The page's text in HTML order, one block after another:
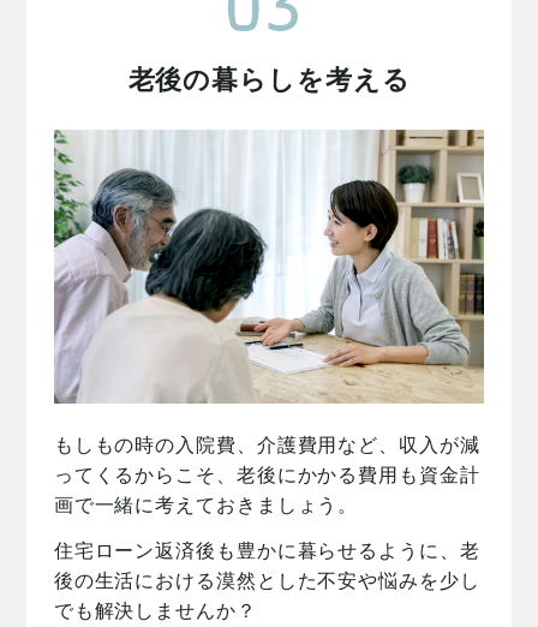
老後の暮らしを考える
もしもの時の入院費、介護費用など、収入が減
ってくるからこそ、老後にかかる費用も資金計
画で一緒に考えておきましょう。
住宅ローン返済後も豊かに暮らせるように、老
後の生活における漠然とした不安や悩みを少し
でも解決しませんか？